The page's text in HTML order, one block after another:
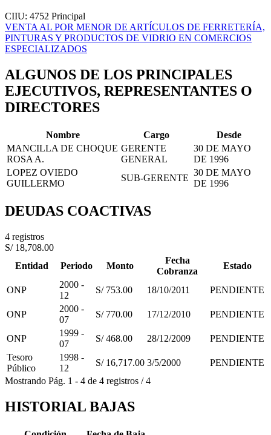
CIIU: 4752 Principal
VENTA AL POR MENOR DE ARTÍCULOS DE FERRETERÍA,
PINTURAS Y PRODUCTOS DE VIDRIO EN COMERCIOS
ESPECIALIZADOS
ALGUNOS DE LOS PRINCIPALES
EJECUTIVOS, REPRESENTANTES O
DIRECTORES
Nombre Cargo
Desde
MANCILLA DE CHOQUE
ROSA A.
GERENTE
GENERAL
30 DE MAYO
DE 1996
LOPEZ OVIEDO
GUILLERMO
SUB-GERENTE
30 DE MAYO
DE 1996
DEUDAS COACTIVAS
4 registros
S/ 18,708.00
Entidad
Periodo Monto
Fecha
Cobranza
Estado
ONP
2000 -
12
S/ 753.00 18/10/2011 PENDIENTE
ONP
2000 -
07
S/ 770.00 17/12/2010 PENDIENTE
ONP
1999 -
07
S/ 468.00 28/12/2009
PENDIENTE
Tesoro
Público
1998 -
12
S/ 16,717.00 3/5/2000
PENDIENTE
Mostrando Pág. 1 - 4 de 4 registros /4
HISTORIAL BAJAS